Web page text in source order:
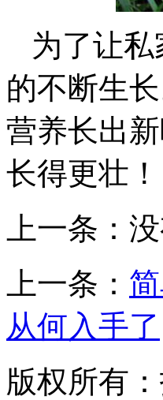
为了让
的不断生
营养长出
长得更壮！
上一条：
上一条：
从何入手了
版权所有